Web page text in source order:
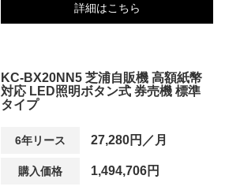
詳細はこちら
KC-BX20NN5 芝浦自販機 高額紙幣
対応 LED照明ボタン式 券売機 標準
タイプ
6年リース 27,280円／月
購入価格 1,494,706円